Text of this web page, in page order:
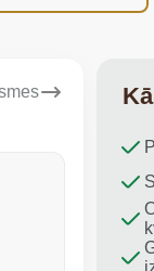
Izcils